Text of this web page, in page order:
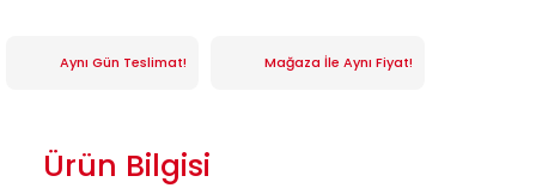
Aynı Gün Teslimat! Mağaza İle Aynı Fiyat!
Ürün Bilgisi